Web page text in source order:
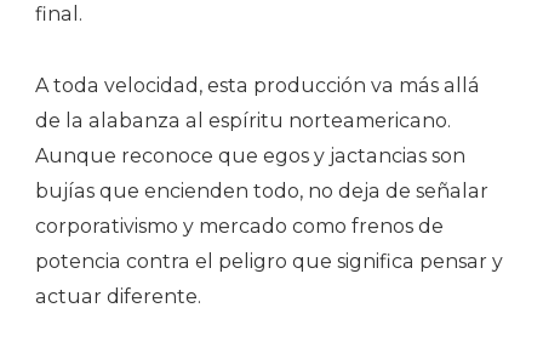
final.
A toda velocidad, esta producción va más allá
de la alabanza al espíritu norteamericano.
Aunque reconoce que egos y jactancias son
bujías que encienden todo, no deja de señalar
corporativismo y mercado como frenos de
potencia contra el peligro que significa pensar y
actuar diferente.